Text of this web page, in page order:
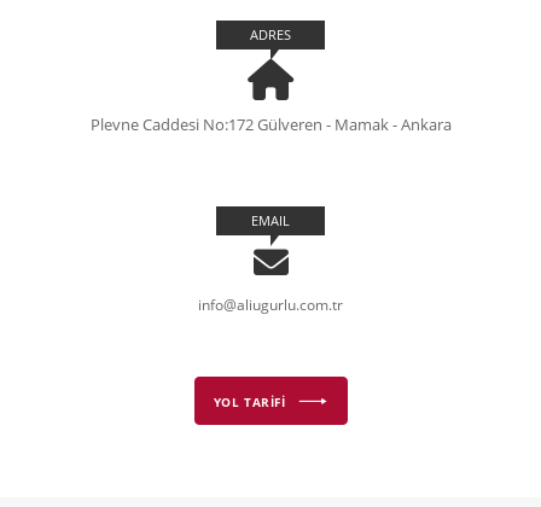
ADRES
Plevne Caddesi No:172 Gülveren - Mamak - Ankara
EMAIL
info@aliugurlu.com.tr
YOL TARİFİ